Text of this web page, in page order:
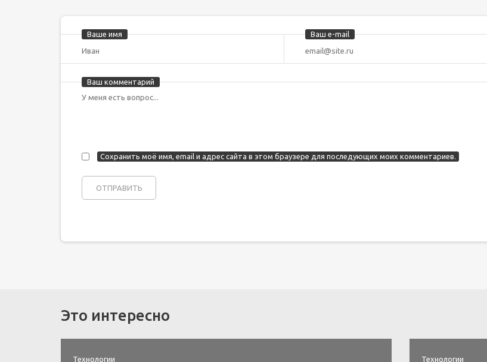
Ваше имя Ваш e-mail
Ваш комментарий
Сохранить моё имя, email и адрес сайта в этом браузере для последующих моих комментариев.
Это интересно
Технологии Технологии